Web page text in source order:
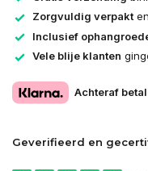
Zorgvuldig verpakt
Inclusief
Vele blije klanten
Achteraf
Geverifieerd en